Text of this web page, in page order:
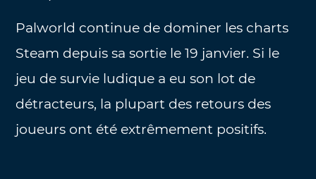
Palworld continue de dominer les charts
Steam depuis sa sortie le 19 janvier. Si le
jeu de survie ludique a eu son lot de
détracteurs, la plupart des retours des
joueurs ont été extrêmement positifs.